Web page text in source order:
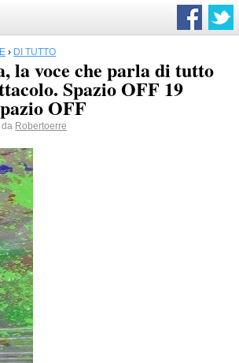
› DI TUTTO
la voce che parla di tutto
Spazio OFF 19
OFF
da Robertoerre